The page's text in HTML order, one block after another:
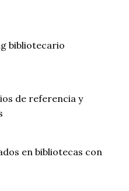
bibliotecario
de referencia y
en bibliotecas con